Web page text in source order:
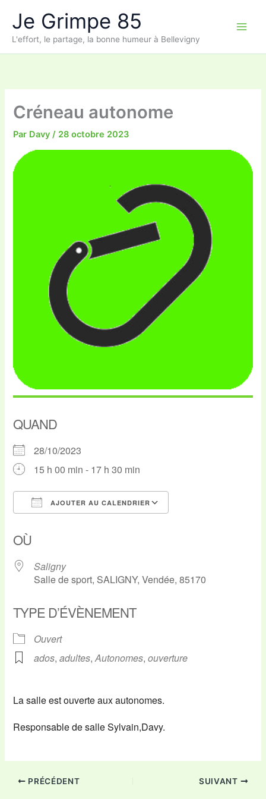
contenu
Je Grimpe 85
L'effort, le partage, la bonne humeur à Bellevigny
Créneau autonome
Par Davy/ 28 octobre 2023
QUAND
28/10/2023
15 h 00 min - 17 h 30 min
AJOUTER AU CALENDRIER
OÙ
Saligny
Salle de sport, SALIGNY, Vendée, 85170
TYPE D’ÉVÈNEMENT
Ouvert
ados,adultes,Autonomes,ouverture
La salle est ouverte aux autonomes.
Responsable de salle Sylvain,Davy.
PRÉCÉDENT SUIVANT